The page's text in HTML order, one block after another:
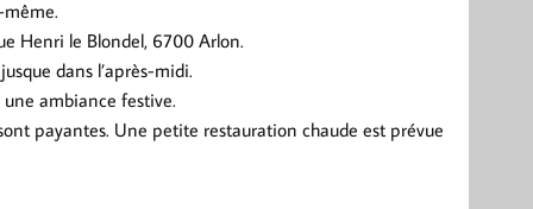
Henri le Blondel, 6700 Arlon.
dans l’après-midi.
ambiance festive.
payantes. Une petite restauration chaude est prévue